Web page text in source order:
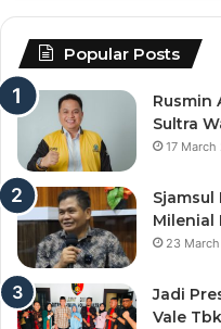
Popular Posts
Rusmin
Sultra
17 March
Milenial
23
Jadi
Vale